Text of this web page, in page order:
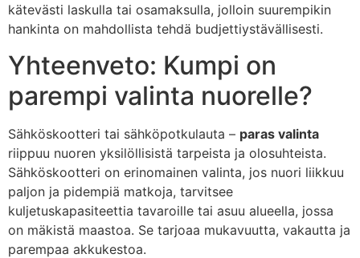
kätevästi laskulla tai osamaksulla, jolloin suurempikin
hankinta on mahdollista tehdä budjettiystävällisesti.
Yhteenveto: Kumpi on
parempi valinta nuorelle?
Sähköskootteri tai sähköpotkulauta – paras valinta
riippuu nuoren yksilöllisistä tarpeista ja olosuhteista.
Sähköskootteri on erinomainen valinta, jos nuori liikkuu
paljon ja pidempiä matkoja, tarvitsee
kuljetuskapasiteettia tavaroille tai asuu alueella, jossa
on mäkistä maastoa. Se tarjoaa mukavuutta, vakautta ja
parempaa akkukestoa.